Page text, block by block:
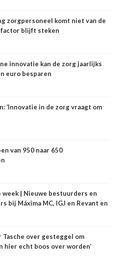
zorgpersoneel komt niet van de
blijft steken
innovatie kan de zorg jaarlijks
euro besparen
‘Innovatie in de zorg vraagt om
van 950 naar 650
week | Nieuwe bestuurders en
bij Máxima MC, IGJ en Revant en
over gesteggel om
hier echt boos over worden’